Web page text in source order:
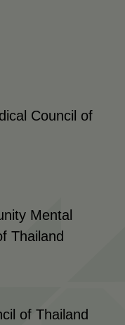
Council of
Mental
Thailand
of Thailand